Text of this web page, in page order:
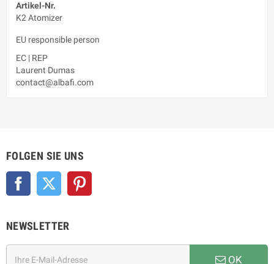
Artikel-Nr.
K2 Atomizer
EU responsible person
EC | REP
Laurent Dumas
contact@albafi.com
FOLGEN SIE UNS
Facebook Twitter
NEWSLETTER
OK